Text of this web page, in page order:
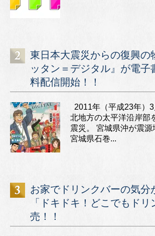
東日本大震災からの復興の
ッタン＝デジタル』が電子
料配信開始！！
2011年（平成23年）
北地方の太平洋沿岸部
震災。 宮城県沖が震
宮城県石巻...
お家でドリンクバーの気分
「ドキドキ！どこでもド
売！！